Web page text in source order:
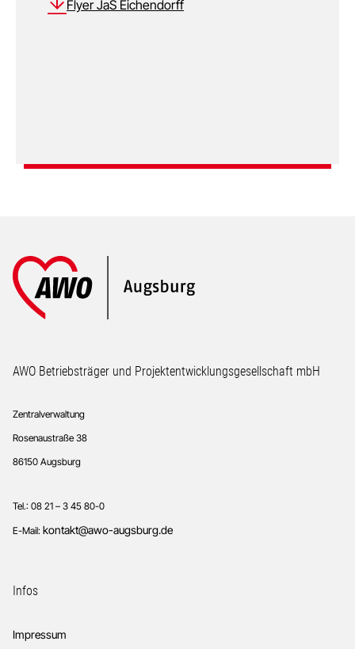
Flyer JaS Eichendorff
Footer
AWO Betriebsträger und Projektentwicklungsgesellschaft mbH
Zentralverwaltung
Rosenaustraße 38
86150 Augsburg
Tel.: 08 21 – 3 45 80-0
E-Mail: kontakt@awo-augsburg.de
Infos
Impressum